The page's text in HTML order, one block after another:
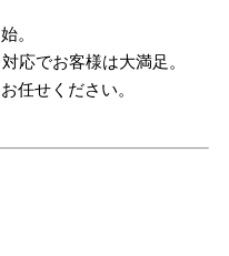
。
応でお客様は大満足。
任せください。